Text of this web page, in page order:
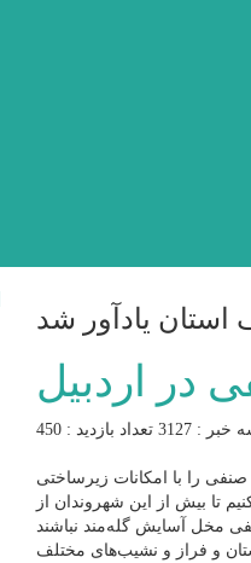
اردبیل
خبر : 3127 تعداد بازدید : 450
را با امکانات زیرساختی
تا بیش از این شهروندان از
۳۵ هزار واحد صنفی در استان و فراز و نشیب‌های مختلف